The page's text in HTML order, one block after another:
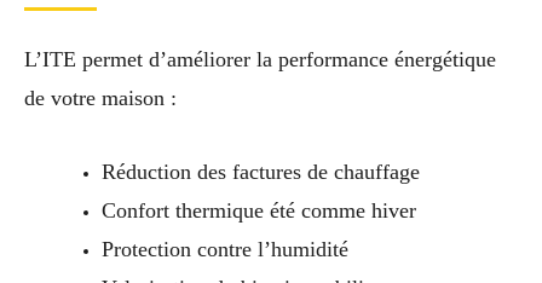
L’ITE permet d’améliorer la performance énergétique
de votre maison :
Réduction des factures de chauffage
Confort thermique été comme hiver
Protection contre l’humidité